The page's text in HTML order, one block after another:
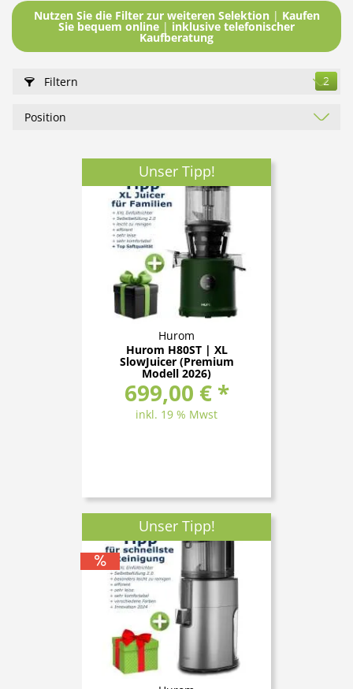
Nutzen Sie die Filter zur weiteren Selektion| Kaufen
Sie bequem online | inklusive telefonischer
Kaufberatung
Filtern 2
Unser Tipp!
Hurom
Hurom H80ST | XL
SlowJuicer (Premium
Modell 2026)
699,00 € *
inkl. 19 % Mwst
Unser Tipp!